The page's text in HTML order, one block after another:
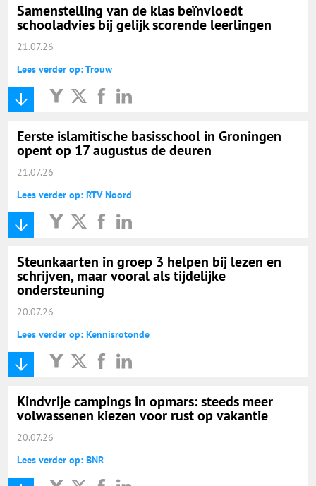
Samenstelling van de klas beïnvloedt
schooladvies bij gelijk scorende leerlingen
21.07.26
Lees verder op: Trouw
Eerste islamitische basisschool in Groningen
opent op 17 augustus de deuren
21.07.26
Lees verder op: RTV Noord
Steunkaarten in groep 3 helpen bij lezen en
schrijven, maar vooral als tijdelijke
ondersteuning
20.07.26
Lees verder op: Kennisrotonde
Kindvrije campings in opmars: steeds meer
volwassenen kiezen voor rust op vakantie
20.07.26
Lees verder op: BNR